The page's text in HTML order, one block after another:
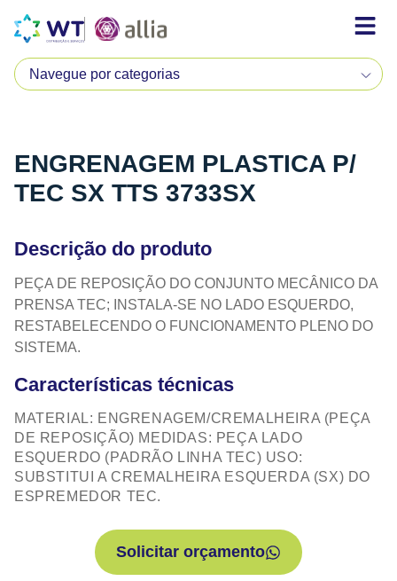
ENGRENAGEM PLASTICA P/
TEC SX TTS 3733SX
Descrição do produto
PEÇA DE REPOSIÇÃO DO CONJUNTO MECÂNICO DA
PRENSA TEC; INSTALA-SE NO LADO ESQUERDO,
RESTABELECENDO O FUNCIONAMENTO PLENO DO
SISTEMA.
Características técnicas
MATERIAL: ENGRENAGEM/CREMALHEIRA (PEÇA
DE REPOSIÇÃO) MEDIDAS: PEÇA LADO
ESQUERDO (PADRÃO LINHA TEC) USO:
SUBSTITUI A CREMALHEIRA ESQUERDA (SX) DO
ESPREMEDOR TEC.
Solicitar orçamento